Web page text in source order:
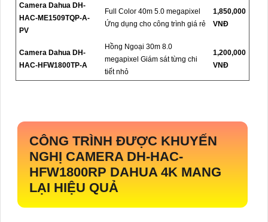
Camera Dahua DH-
HAC-ME1509TQP-A-
PV
Full Color 40m 5.0 megapixel
Ứng dụng cho công trình giá rẻ
1,850,000
VNĐ
Camera Dahua DH-
HAC-HFW1800TP-A
Hồng Ngoại 30m 8.0
megapixel Giám sát từng chi
tiết nhỏ
1,200,000
VNĐ
CÔNG TRÌNH ĐƯỢC KHUYẾN
NGHỊ CAMERA DH-HAC-
HFW1800RP DAHUA 4K MANG
LẠI HIỆU QUẢ